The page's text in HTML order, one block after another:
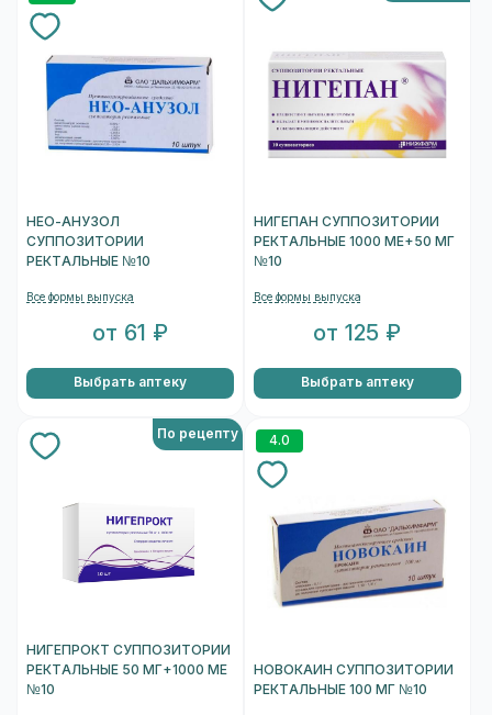
НЕО-АНУЗОЛ
СУППОЗИТОРИИ
РЕКТАЛЬНЫЕ №10
Все формы выпуска
от 61 ₽
Выбрать аптеку
НИГЕПАН СУППОЗИТОРИИ
РЕКТАЛЬНЫЕ 1000 МЕ+50 МГ
№10
Все формы выпуска
от 125 ₽
Выбрать аптеку
По рецепту
НИГЕПРОКТ СУППОЗИТОРИИ
РЕКТАЛЬНЫЕ 50 МГ+1000 МЕ
№10
4.0
НОВОКАИН СУППОЗИТОРИИ
РЕКТАЛЬНЫЕ 100 МГ №10